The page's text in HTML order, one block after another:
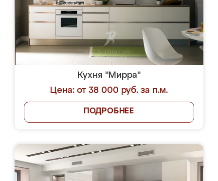
Кухня "Мирра"
Цена: от 38 000 руб. за п.м.
ПОДРОБНЕЕ